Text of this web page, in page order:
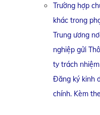
Trường hợp
khác trong
Trung ương
nghiệp gửi
ty trách
Đăng ký kinh
chính. Kèm